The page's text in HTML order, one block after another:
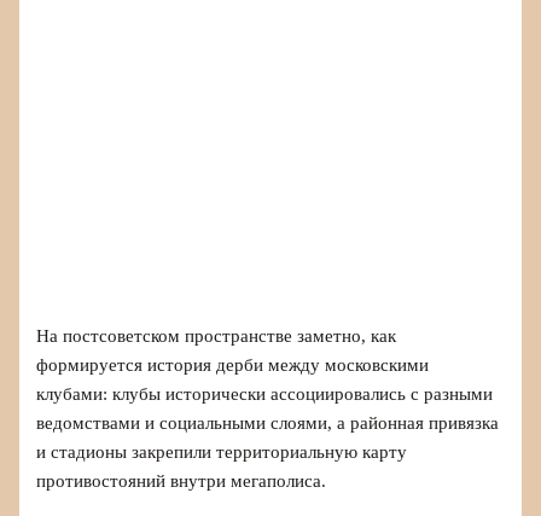
На постсоветском пространстве заметно, как
формируется история дерби между московскими
клубами: клубы исторически ассоциировались с разными
ведомствами и социальными слоями, а районная привязка
и стадионы закрепили территориальную карту
противостояний внутри мегаполиса.